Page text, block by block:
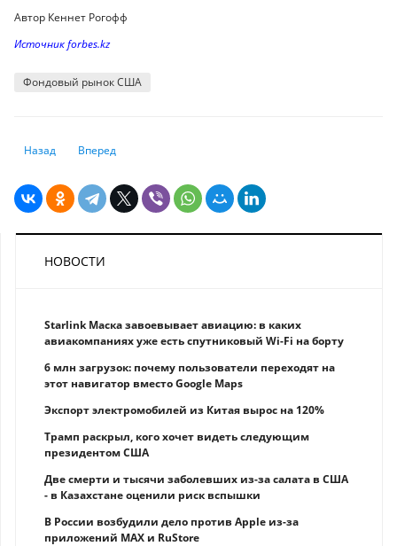
Автор Кеннет Рогофф
Источник forbes.kz
Фондовый рынок США
Предыдущий: Какие секторы могут опередить фондовый рынок в 2024
Назад Следующий: Фондовые индексы Европы растут на открытии
Вперед
НОВОСТИ
Starlink Маска завоевывает авиацию: в каких
авиакомпаниях уже есть спутниковый Wi-Fi на борту
6 млн загрузок: почему пользователи переходят на
этот навигатор вместо Google Maps
Экспорт электромобилей из Китая вырос на 120%
Трамп раскрыл, кого хочет видеть следующим
президентом США
Две смерти и тысячи заболевших из-за салата в США
- в Казахстане оценили риск вспышки
В России возбудили дело против Apple из-за
приложений MAX и RuStore